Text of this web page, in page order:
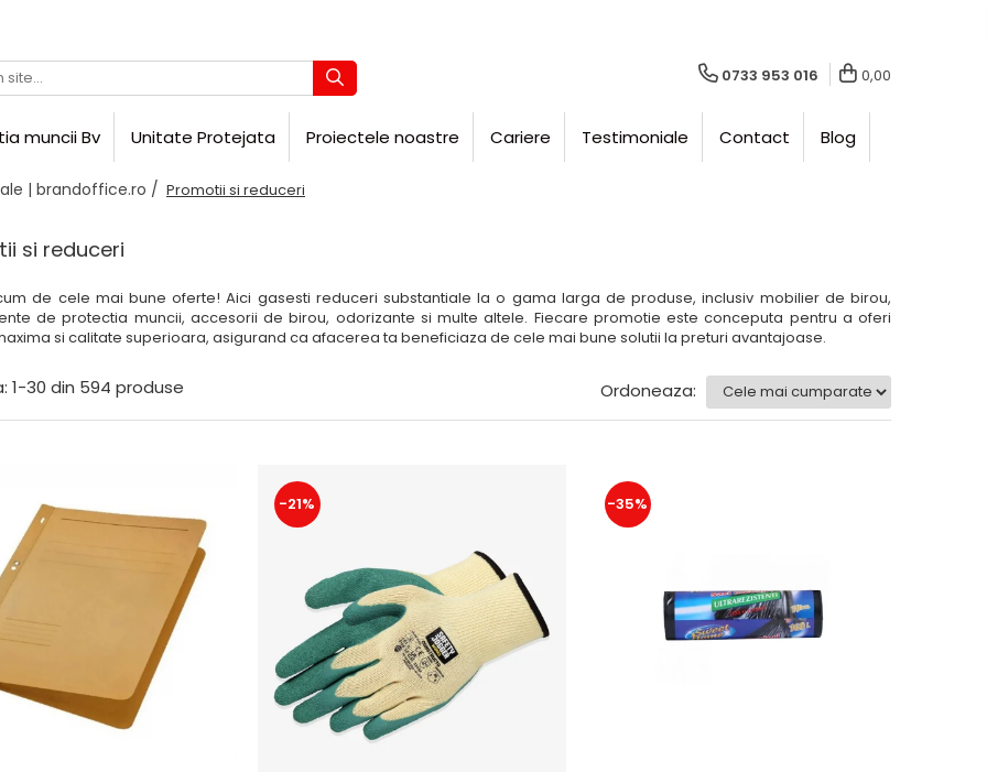
0733 953 016 0,00
muncii Bv Unitate Protejata Proiectele noastre Cariere Testimoniale Contact Blog
| brandoffice.ro / Promotii si reduceri
si reduceri
de cele mai bune oferte! Aici gasesti reduceri substantiale la o gama larga de produse, inclusiv mobilier de birou,
de protectia muncii, accesorii de birou, odorizante si multe altele. Fiecare promotie este conceputa pentru a oferi
si calitate superioara, asigurand ca afacerea ta beneficiaza de cele mai bune solutii la preturi avantajoase.
1-30 din 594 produse Ordoneaza:
-21% -35%